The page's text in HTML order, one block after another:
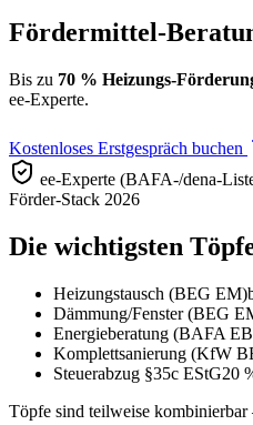
Förder­mittel-
Bis zu 70 % Heizungs-
ee-Experte.
Kostenloses Erstgespräch buchen
ee-Experte (BAFA-/dena-
Förder-Stack 2026
Die wichtigsten
Heizungstausch (BEG EM)
Dämmung/Fenster (BEG
Energieberatung (BAFA
Komplettsanierung (KfW
Steuerabzug §35c EStG20
Töpfe sind teilweise kombinierbar